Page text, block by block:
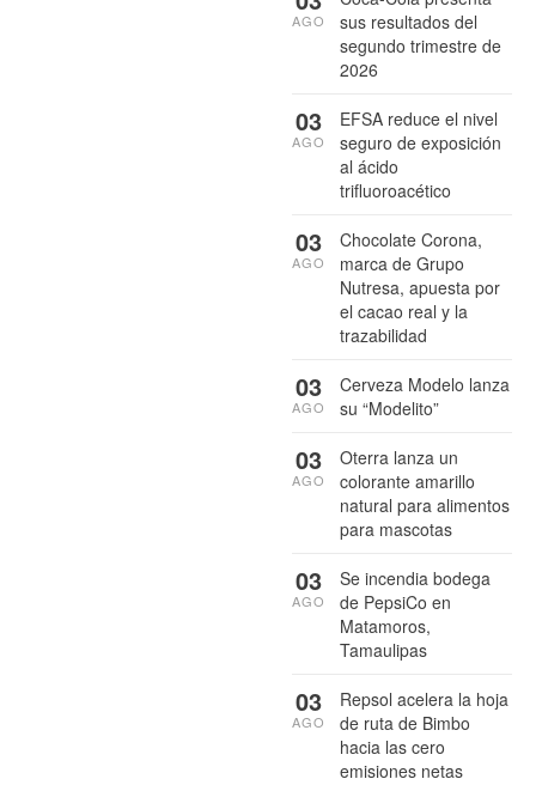
sus resultados del
segundo trimestre de
2026
AGO
EFSA reduce el nivel
seguro de exposición
al ácido
trifluoroacético
03
AGO
Chocolate Corona,
marca de Grupo
Nutresa, apuesta por
el cacao real y la
trazabilidad
03
AGO
Cerveza Modelo lanza
su “Modelito”
03
AGO
Oterra lanza un
colorante amarillo
natural para alimentos
para mascotas
03
AGO
Se incendia bodega
de PepsiCo en
Matamoros,
Tamaulipas
03
AGO
Repsol acelera la hoja
de ruta de Bimbo
hacia las cero
emisiones netas
03
AGO